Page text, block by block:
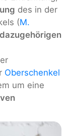
des in der
(M.
Oberschenkel
um eine